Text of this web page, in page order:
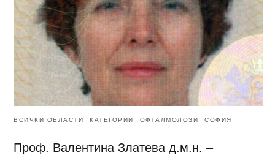
ВСИЧКИ ОБЛАСТИ КАТЕГОРИИ ОФТАЛМОЛОЗИ СОФИЯ
Проф. Валентина Златева д.м.н. –